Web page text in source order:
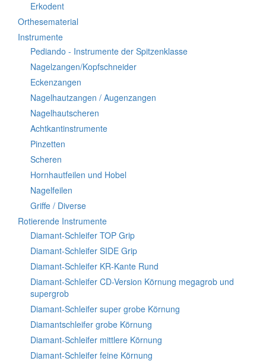
Erkodent
Orthesematerial
Instrumente
Pediando - Instrumente der Spitzenklasse
Nagelzangen/Kopfschneider
Eckenzangen
Nagelhautzangen / Augenzangen
Nagelhautscheren
Achtkantinstrumente
Pinzetten
Scheren
Hornhautfeilen und Hobel
Nagelfeilen
Griffe / Diverse
Rotierende Instrumente
Diamant-Schleifer TOP Grip
Diamant-Schleifer SIDE Grip
Diamant-Schleifer KR-Kante Rund
Diamant-Schleifer CD-Version Körnung megagrob und
supergrob
Diamant-Schleifer super grobe Körnung
Diamantschleifer grobe Körnung
Diamant-Schleifer mittlere Körnung
Diamant-Schleifer feine Körnung